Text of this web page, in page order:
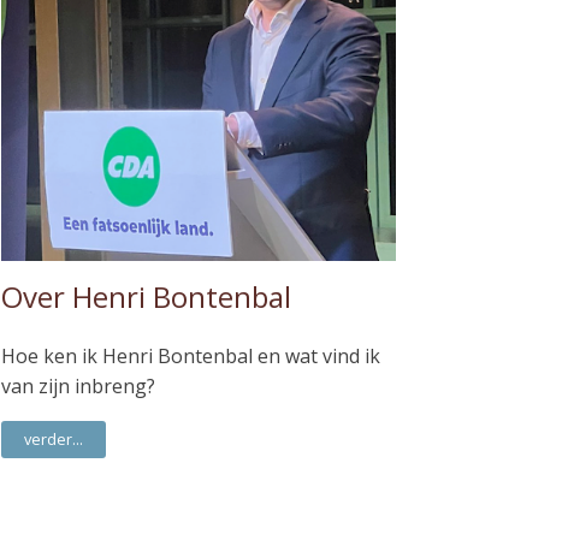
Over Henri Bontenbal
Hoe ken ik Henri Bontenbal en wat vind ik
van zijn inbreng?
verder...